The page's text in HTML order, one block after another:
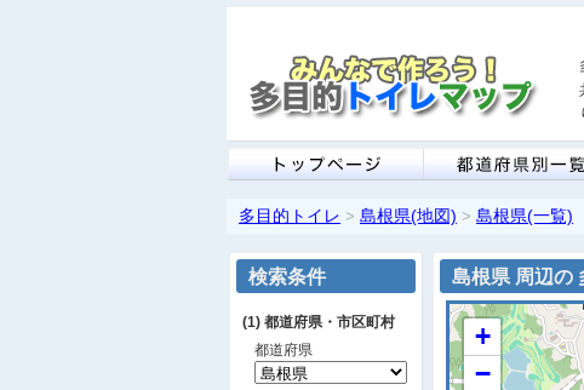
多目的トイレ > 島根県(地図) > 島根県(一覧)
島根県 周辺の
+
−
検索条件
(1) 都道府県・市区町村
都道府県